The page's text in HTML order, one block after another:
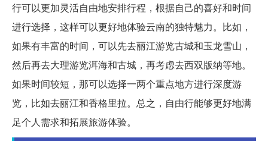
行可以更加灵活自由地安排行程，根据自己的喜好和时间
进行选择，这样可以更好地体验云南的独特魅力。比如，
如果有丰富的时间，可以先去丽江游览古城和玉龙雪山，
然后再去大理游览洱海和古城，再考虑去西双版纳等地。
如果时间较短，那可以选择一两个重点地方进行深度游
览，比如去丽江和香格里拉。总之，自由行能够更好地满
足个人需求和拓展旅游体验。